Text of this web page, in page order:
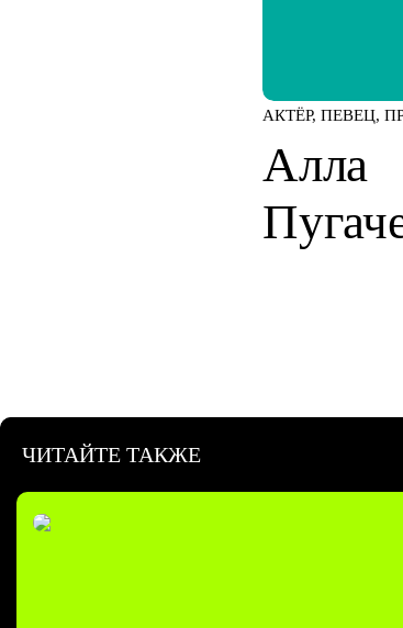
АКТЁР, ПЕВЕЦ,
Алла
ЧИТАЙТЕ ТАКЖЕ